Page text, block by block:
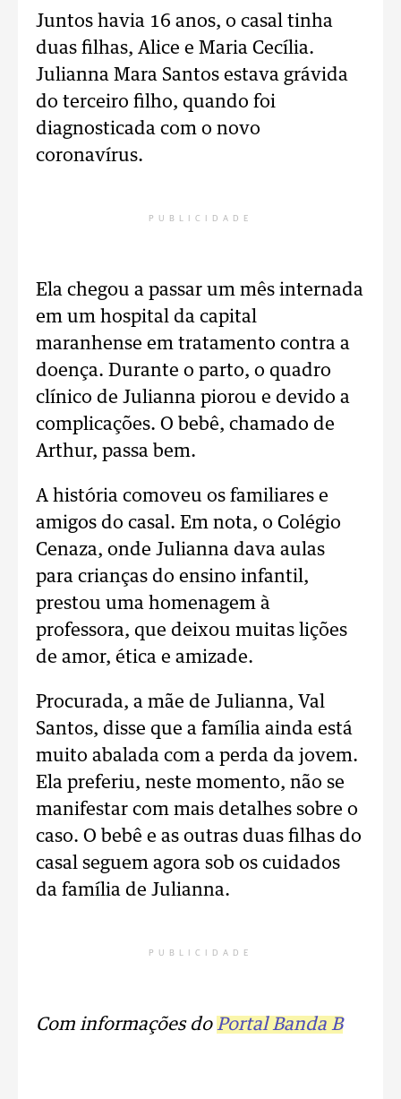
Juntos havia 16 anos, o casal tinha
duas filhas, Alice e Maria Cecília.
Julianna Mara Santos estava grávida
do terceiro filho, quando foi
diagnosticada com o novo
coronavírus.
PUBLICIDADE
Ela chegou a passar um mês internada
em um hospital da capital
maranhense em tratamento contra a
doença. Durante o parto, o quadro
clínico de Julianna piorou e devido a
complicações. O bebê, chamado de
Arthur, passa bem.
A história comoveu os familiares e
amigos do casal. Em nota, o Colégio
Cenaza, onde Julianna dava aulas
para crianças do ensino infantil,
prestou uma homenagem à
professora, que deixou muitas lições
de amor, ética e amizade.
Procurada, a mãe de Julianna, Val
Santos, disse que a família ainda está
muito abalada com a perda da jovem.
Ela preferiu, neste momento, não se
manifestar com mais detalhes sobre o
caso. O bebê e as outras duas filhas do
casal seguem agora sob os cuidados
da família de Julianna.
PUBLICIDADE
Com informações do Portal Banda B